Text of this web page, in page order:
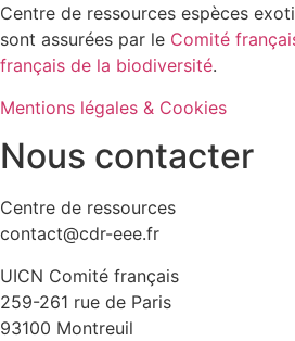
Centre de ressources espèces
sont assurées par le Comité
français de la biodiversité.
Mentions légales & Cookies
Nous contacter
Centre de ressources
contact@cdr-eee.fr
UICN Comité français
259-261 rue de Paris
93100 Montreuil